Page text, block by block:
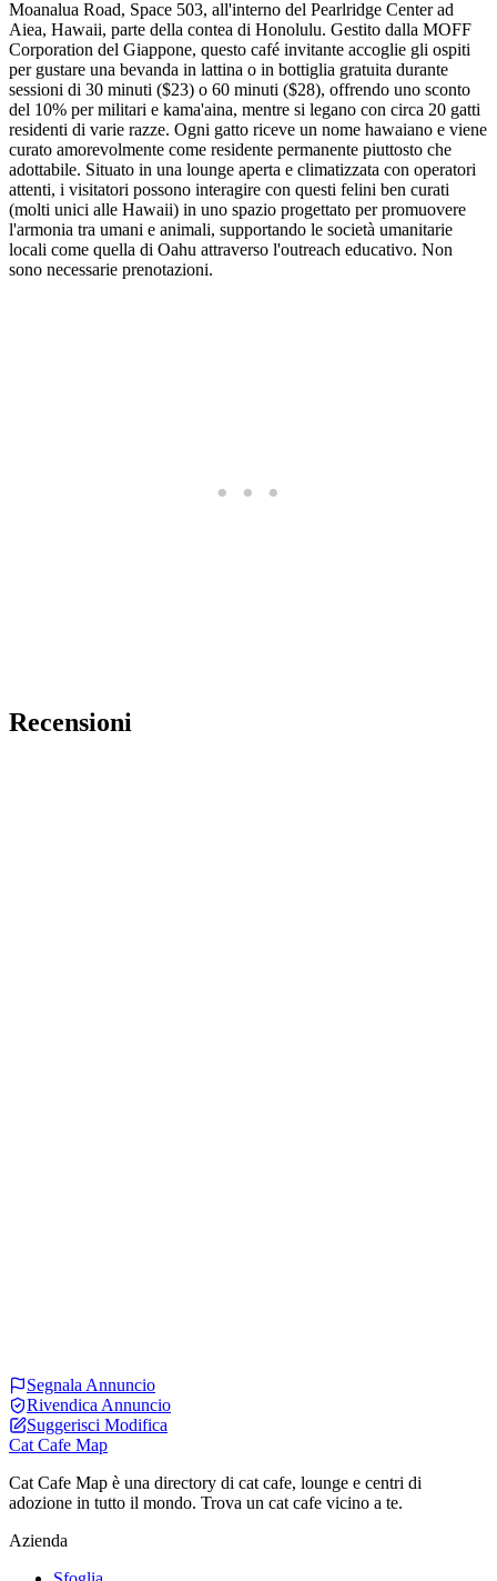
Moanalua Road, Space 503, all'interno del Pearlridge Center ad
Aiea, Hawaii, parte della contea di Honolulu. Gestito dalla MOFF
Corporation del Giappone, questo café invitante accoglie gli ospiti
per gustare una bevanda in lattina o in bottiglia gratuita durante
sessioni di 30 minuti ($23) o 60 minuti ($28), offrendo uno sconto
del 10% per militari e kama'aina, mentre si legano con circa 20 gatti
residenti di varie razze. Ogni gatto riceve un nome hawaiano e viene
curato amorevolmente come residente permanente piuttosto che
adottabile. Situato in una lounge aperta e climatizzata con operatori
attenti, i visitatori possono interagire con questi felini ben curati
(molti unici alle Hawaii) in uno spazio progettato per promuovere
l'armonia tra umani e animali, supportando le società umanitarie
locali come quella di Oahu attraverso l'outreach educativo. Non
sono necessarie prenotazioni.
Recensioni
Segnala Annuncio
Rivendica Annuncio
Suggerisci Modifica
Cat Cafe Map
Cat Cafe Map è una directory di cat cafe, lounge e centri di
adozione in tutto il mondo. Trova un cat cafe vicino a te.
Azienda